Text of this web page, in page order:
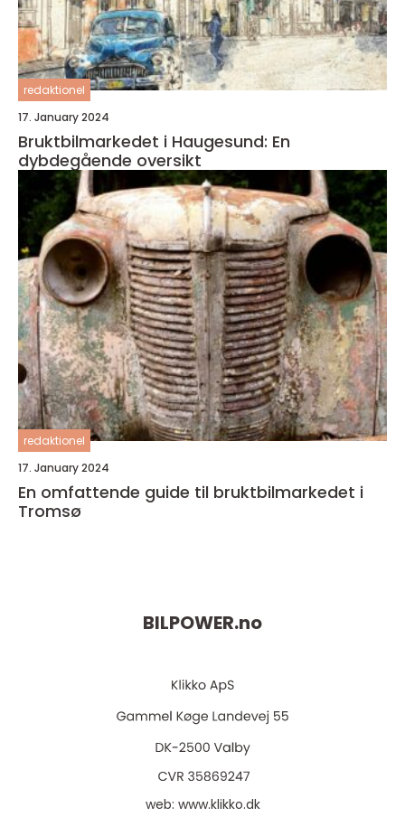
redaktionel
17. January 2024
Bruktbilmarkedet i Haugesund: En
dybdegående oversikt
redaktionel
17. January 2024
En omfattende guide til bruktbilmarkedet i
Tromsø
BILPOWER.no
web: www.klikko.dk